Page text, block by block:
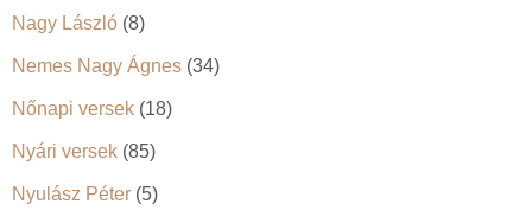
Nagy László (8)
Nemes Nagy Ágnes (34)
Nőnapi versek (18)
Nyári versek (85)
Nyulász Péter (5)